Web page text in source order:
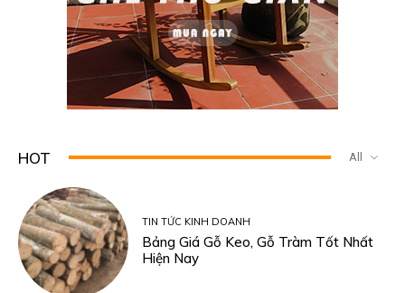
HOT All
TIN TỨC KINH DOANH
Bảng Giá Gỗ Keo, Gỗ Tràm Tốt Nhất
Hiện Nay